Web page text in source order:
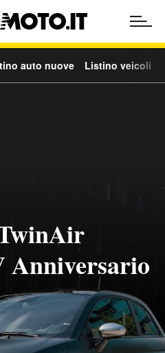
auto nuove Listino veicoli
Anniversario